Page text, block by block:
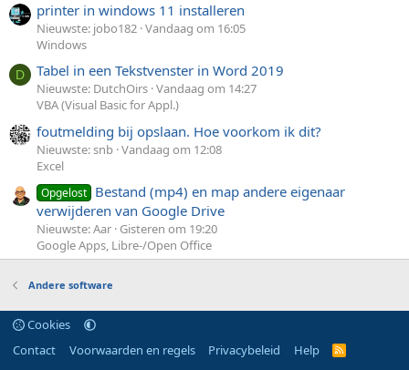
printer in windows 11 installeren
Nieuwste: jobo182 Vandaag om 16:05
Windows
D Tabel in een Tekstvenster in Word 2019
Nieuwste: DutchOirs Vandaag om 14:27
VBA (Visual Basic for Appl.)
foutmelding bij opslaan. Hoe voorkom ik dit?
Nieuwste: snb Vandaag om 12:08
Excel
Opgelost Bestand (mp4) en map andere eigenaar
verwijderen van Google Drive
Nieuwste: Aar Gisteren om 19:20
Google Apps, Libre-/Open Office
Andere software
Cookies
Contact
Voorwaarden en regels Privacybeleid Help
R